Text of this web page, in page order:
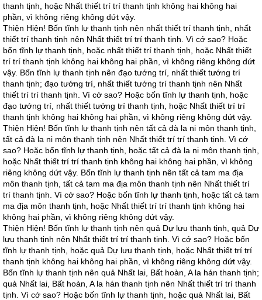
thanh tịnh, hoặc Nhất thiết trí trí thanh tịnh không hai không hai
phần, vì không riêng không dứt vậy.
Thiện Hiện! Bốn tĩnh lự thanh tịnh nên nhất thiết trí thanh tịnh, nhất
thiết trí thanh tịnh nên Nhất thiết trí trí thanh tịnh. Vì cớ sao? Hoặc
bốn tĩnh lự thanh tịnh, hoặc nhất thiết trí thanh tịnh, hoặc Nhất thiết
trí trí thanh tịnh không hai không hai phần, vì không riêng không dứt
vậy. Bốn tĩnh lự thanh tịnh nên đạo tướng trí, nhất thiết tướng trí
thanh tịnh; đạo tướng trí, nhất thiết tướng trí thanh tịnh nên Nhất
thiết trí trí thanh tịnh. Vì cớ sao? Hoặc bốn tĩnh lự thanh tịnh, hoặc
đạo tướng trí, nhất thiết tướng trí thanh tịnh, hoặc Nhất thiết trí trí
thanh tịnh không hai không hai phần, vì không riêng không dứt vậy.
Thiện Hiện! Bốn tĩnh lự thanh tịnh nên tất cả đà la ni môn thanh tịnh,
tất cả đà la ni môn thanh tịnh nên Nhất thiết trí trí thanh tịnh. Vì cớ
sao? Hoặc bốn tĩnh lự thanh tịnh, hoặc tất cả đà la ni môn thanh tịnh,
hoặc Nhất thiết trí trí thanh tịnh không hai không hai phần, vì không
riêng không dứt vậy. Bốn tĩnh lự thanh tịnh nên tất cả tam ma địa
môn thanh tịnh, tất cả tam ma địa môn thanh tịnh nên Nhất thiết trí
trí thanh tịnh. Vì cớ sao? Hoặc bốn tĩnh lự thanh tịnh, hoặc tất cả tam
ma địa môn thanh tịnh, hoặc Nhất thiết trí trí thanh tịnh không hai
không hai phần, vì không riêng không dứt vậy.
Thiện Hiện! Bốn tĩnh lự thanh tịnh nên quả Dự lưu thanh tịnh, quả Dự
lưu thanh tịnh nên Nhất thiết trí trí thanh tịnh. Vì cớ sao? Hoặc bốn
tĩnh lự thanh tịnh, hoặc quả Dự lưu thanh tịnh, hoặc Nhất thiết trí trí
thanh tịnh không hai không hai phần, vì không riêng không dứt vậy.
Bốn tĩnh lự thanh tịnh nên quả Nhất lai, Bất hoàn, A la hán thanh tịnh;
quả Nhất lai, Bất hoàn, A la hán thanh tịnh nên Nhất thiết trí trí thanh
tịnh. Vì cớ sao? Hoặc bốn tĩnh lự thanh tịnh, hoặc quả Nhất lai, Bất